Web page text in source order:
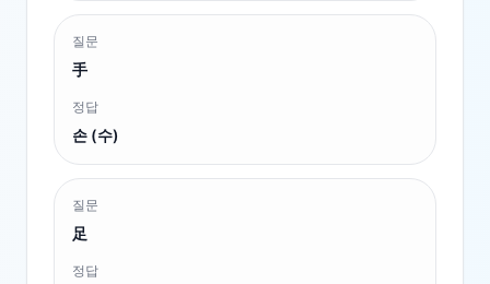
질문
手
정답
손 (수)
질문
足
정답